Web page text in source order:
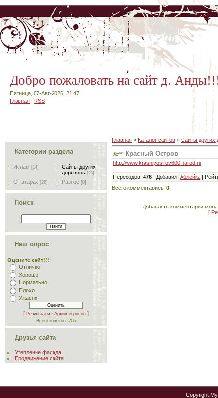
Добро пожаловать на сайт д.
Пятница, 07-Авг-2026, 21:47
Главная | RSS
Категории раздела
Ислам [14]
Сайты других
деревень [23]
О татарах [28] Разное [0]
Поиск
Наш опрос
Оцените сайт!!!
Отлично
Хорошо
Нормально
Плохо
Ужасно
[ Результаты · Архив опросов ]
Всего ответов: 755
Друзья сайта
Утепление фасада
Продвижение сайта
Главная » Каталог сайтов » Сайты других
Красный Остров
http://www.krasniyostrov600.narod.ru
Переходов: 476 | Добавил: Аблейка |
Всего комментариев: 0
Добавлять комментарии
[
Copyright